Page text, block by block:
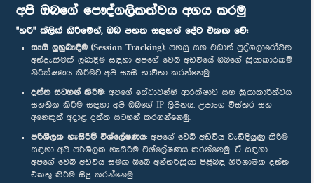
අපි ඔබගේ පෞද්ගලිකත්වය අගය කරමු
"හරි" ක්ලික් කිරීමෙන්, ඔබ පහත සඳහන් දේට එකඟ වේ:
සැසි ලුහුබැඳීම (Session Tracking): පහසු සහ වඩාත් පුද්ගලාරෝපිත
අත්දැකීමක් ලබාදීම සඳහා අපගේ වෙබ් අඩවියේ ඔබගේ ක්‍රියාකාරකම්
නිරීක්ෂණය කිරීමට අපි සැසි භාවිතා කරන්නෙමු.
දත්ත සටහන් කිරීම: අපගේ සේවාවන්හි ආරක්ෂාව සහ ක්‍රියාකාරීත්වය
සහතික කිරීම සඳහා අපි ඔබගේ IP ලිපිනය, උපාංග විස්තර සහ
අනෙකුත් අදාළ දත්ත සටහන් කරගන්නෙමු.
පරිශීලක හැසිරීම් විශ්ලේෂණය: අපගේ වෙබ් අඩවිය වැඩිදියුණු කිරීම
සඳහා අපි පරිශීලක හැසිරීම විශ්ලේෂණය කරන්නෙමු. ඒ සඳහා
අපගේ වෙබ් අඩවිය සමඟ ඔබේ අන්තර්ක්‍රියා පිළිබඳ නිර්නාමික දත්ත
එකතු කිරීම සිදු කරන්නෙමු.
පාර්ලිමේන්තු ජංගම යෙදුම
අප හා සම්බන්ධ වී සිටින්න :
සම්මාන
පෞද්ගලිකත්ව ප්‍රතිපත්තිය